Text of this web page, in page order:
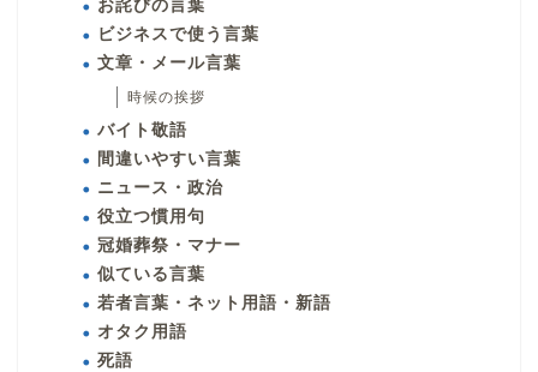
お詫びの言葉
ビジネスで使う言葉
文章・メール言葉
時候の挨拶
バイト敬語
間違いやすい言葉
ニュース・政治
役立つ慣用句
冠婚葬祭・マナー
似ている言葉
若者言葉・ネット用語・新語
オタク用語
死語